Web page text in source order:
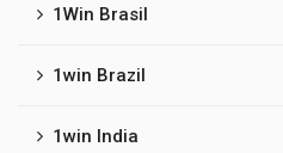
1Win Brasil
1win Brazil
1win India